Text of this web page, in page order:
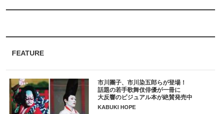
FEATURE
市川團子、市川染五郎らが登場！
話題の若手歌舞伎俳優が一冊に
大反響のビジュアル本が絶賛発売中
KABUKI HOPE